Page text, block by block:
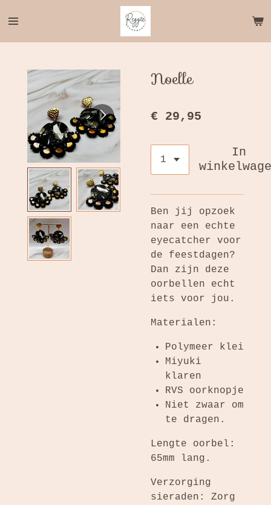
direct
naar
hoofdinhoud
Noelle
€ 29,95
In
Ben jij opzoek
naar een echte
eyecatcher voor
de feestdagen?
Dan zijn deze
oorbellen echt
iets voor jou.
Materialen:
Polymeer klei
Miyuki
klaren
RVS oorknopje
Niet zwaar om
te dragen.
Lengte oorbel:
65mm lang.
Verzorging
sieraden: Zorg